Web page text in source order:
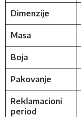
Dimenzije
Masa
Boja
Pakovanje
Reklamacioni
period